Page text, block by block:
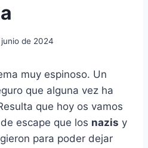
de 2024
muy espinoso. Un
que alguna vez ha
que hoy os vamos
escape que los nazis y
para poder dejar